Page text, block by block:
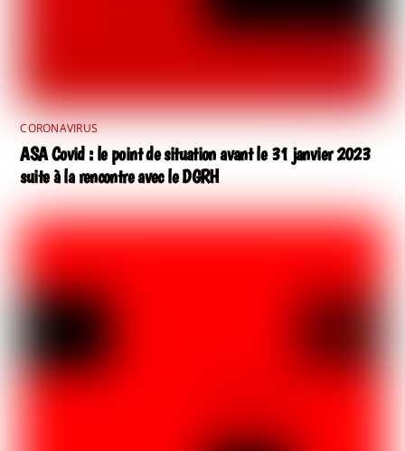
CORONAVIRUS
ASA Covid : le point de situation avant le 31 janvier 2023
suite à la rencontre avec le DGRH